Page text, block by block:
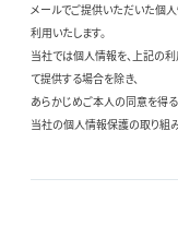
メールでご提供いただいた個
利用いたします。
当社では個人情報を、上記の
て提供する場合を除き、
あらかじめご本人の同意を得
当社の個人情報保護の取り組